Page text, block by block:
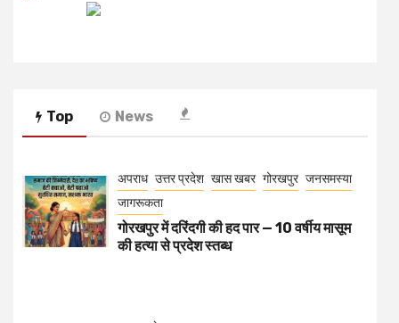
Top News
अपराध उत्तर प्रदेश खास खबर गोरखपुर जनसमस्या
जागरूकता
गोरखपुर में दरिंदगी की हद पार — 10 वर्षीय मासूम
की हत्या से प्रदेश स्तब्ध